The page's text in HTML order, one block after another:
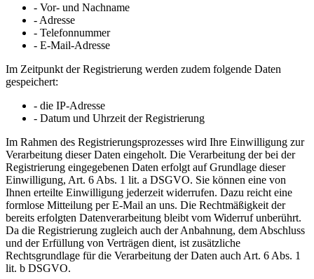
- Vor- und Nachname
- Adresse
- Telefonnummer
- E-Mail-Adresse
Im Zeitpunkt der Registrierung werden zudem folgende Daten
gespeichert:
- die IP-Adresse
- Datum und Uhrzeit der Registrierung
Im Rahmen des Registrierungsprozesses wird Ihre Einwilligung zur
Verarbeitung dieser Daten eingeholt. Die Verarbeitung der bei der
Registrierung eingegebenen Daten erfolgt auf Grundlage dieser
Einwilligung, Art. 6 Abs. 1 lit. a DSGVO. Sie können eine von
Ihnen erteilte Einwilligung jederzeit widerrufen. Dazu reicht eine
formlose Mitteilung per E-Mail an uns. Die Rechtmäßigkeit der
bereits erfolgten Datenverarbeitung bleibt vom Widerruf unberührt.
Da die Registrierung zugleich auch der Anbahnung, dem Abschluss
und der Erfüllung von Verträgen dient, ist zusätzliche
Rechtsgrundlage für die Verarbeitung der Daten auch Art. 6 Abs. 1
lit. b DSGVO.